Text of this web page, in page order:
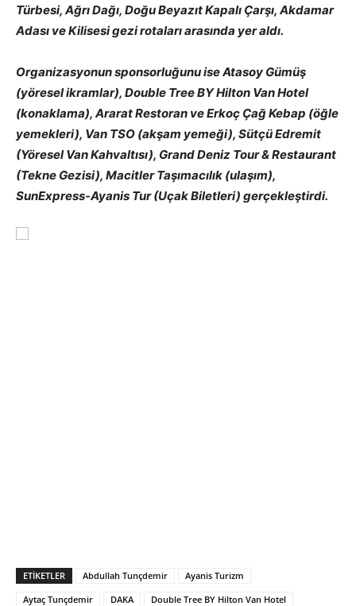
Türbesi, Ağrı Dağı, Doğu Beyazıt Kapalı Çarşı, Akdamar
Adası ve Kilisesi gezi rotaları arasında yer aldı.
Organizasyonun sponsorluğunu ise Atasoy Gümüş
(yöresel ikramlar), Double Tree BY Hilton Van Hotel
(konaklama), Ararat Restoran ve Erkoç Çağ Kebap (öğle
yemekleri), Van TSO (akşam yemeği), Sütçü Edremit
(Yöresel Van Kahvaltısı), Grand Deniz Tour & Restaurant
(Tekne Gezisi), Macitler Taşımacılık (ulaşım),
SunExpress-Ayanis Tur (Uçak Biletleri) gerçekleştirdi.
ETIKETLER Abdullah Tunçdemir
Ayanis Turizm
Aytaç Tunçdemir
DAKA
Double Tree BY Hilton Van Hotel